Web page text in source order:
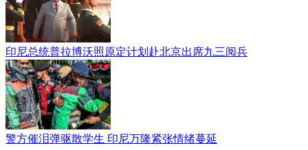
印尼总统普拉博沃照原定计划赴北京出席九三阅兵
警方催泪弹驱散学生 印尼万隆紧张情绪蔓延